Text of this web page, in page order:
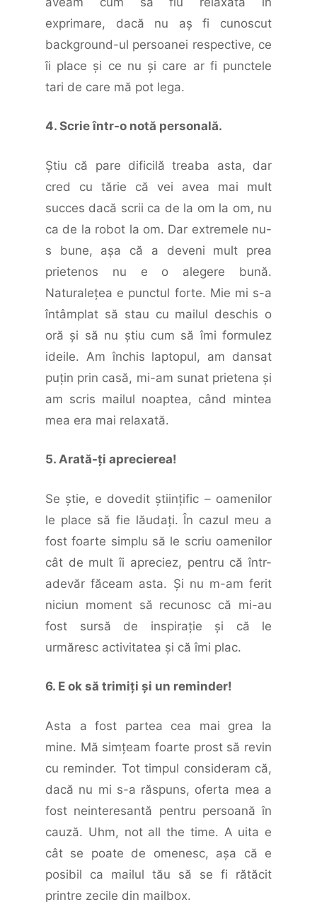
exprimare, dacă nu aş fi cunoscut
background-ul persoanei respective, ce
îi place şi ce nu şi care ar fi punctele
tari de care mă pot lega.
4. Scrie într-o notă personală.
Ştiu că pare dificilă treaba asta, dar
cred cu tărie că vei avea mai mult
succes dacă scrii ca de la om la om, nu
ca de la robot la om. Dar extremele nu-
s bune, aşa că a deveni mult prea
prietenos nu e o alegere bună.
Naturaleţea e punctul forte. Mie mi s-a
întâmplat să stau cu mailul deschis o
oră şi să nu ştiu cum să îmi formulez
ideile. Am închis laptopul, am dansat
puţin prin casă, mi-am sunat prietena şi
am scris mailul noaptea, când mintea
mea era mai relaxată.
5. Arată-ți aprecierea!
Se ştie, e dovedit ştiinţific – oamenilor
le place să fie lăudaţi. În cazul meu a
fost foarte simplu să le scriu oamenilor
cât de mult îi apreciez, pentru că într-
adevăr făceam asta. Şi nu m-am ferit
niciun moment să recunosc că mi-au
fost sursă de inspiraţie şi că le
urmăresc activitatea şi că îmi plac.
6. E ok să trimiți și un reminder!
Asta a fost partea cea mai grea la
mine. Mă simţeam foarte prost să revin
cu reminder. Tot timpul consideram că,
dacă nu mi s-a răspuns, oferta mea a
fost neinteresantă pentru persoană în
cauză. Uhm, not all the time. A uita e
cât se poate de omenesc, aşa că e
posibil ca mailul tău să se fi rătăcit
printre zecile din mailbox.